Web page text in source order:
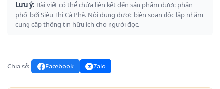
Lưu ý: Bài viết có thể chứa liên kết đến sản phẩm được phân
phối bởi Siêu Thị Cà Phê. Nội dung được biên soạn độc lập nhằm
cung cấp thông tin hữu ích cho người đọc.
Chia sẻ: Facebook Zalo